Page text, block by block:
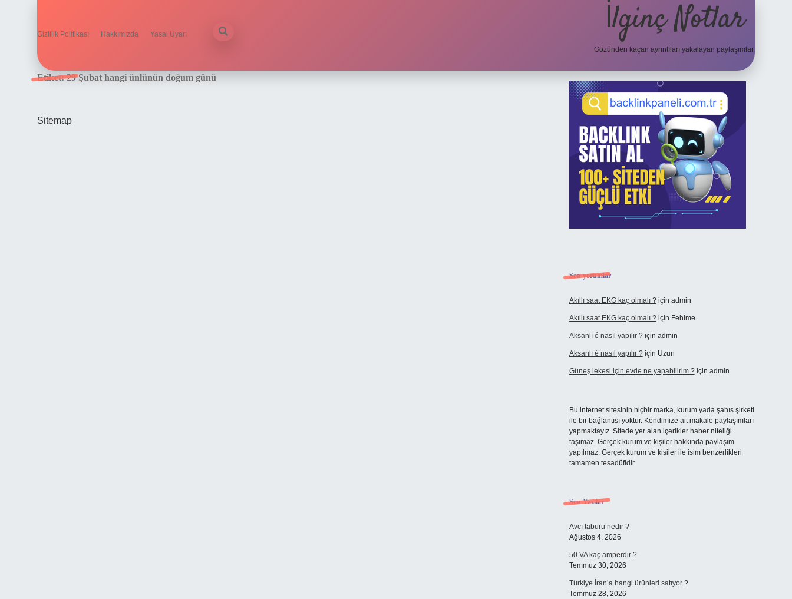
Gizlilik Politikası Hakkımızda Yasal Uyarı İlginç Notlar
Gözünden kaçan ayrıntıları yakalayan paylaşımlar.
Etiket:29 Şubat hangi ünlünün doğum günü
Sitemap
Sidebar
Son yorumlar
Akıllı saat EKG kaç olmalı ?için admin
Akıllı saat EKG kaç olmalı ?için Fehime
Aksanlı é nasıl yapılır ?için admin
Aksanlı é nasıl yapılır ?için Uzun
Güneş lekesi için evde ne yapabilirim ?için admin
Bu internet sitesinin hiçbir marka, kurum yada şahıs şirketi
ile bir bağlantısı yoktur. Kendimize ait makale paylaşımları
yapmaktayız. Sitede yer alan içerikler haber niteliği
taşımaz. Gerçek kurum ve kişiler hakkında paylaşım
yapılmaz. Gerçek kurum ve kişiler ile isim benzerlikleri
tamamen tesadüfidir.
Son Yazılar
Avcı taburu nedir ?
Ağustos 4, 2026
50 VA kaç amperdir ?
Temmuz 30, 2026
Türkiye İran’a hangi ürünleri satıyor ?
Temmuz 28, 2026